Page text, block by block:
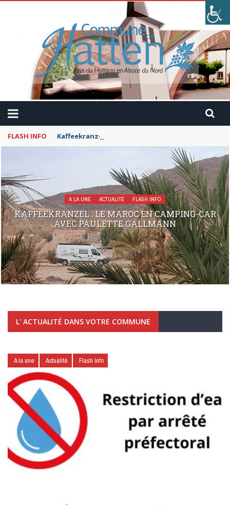
FLASH INFO Kaffeekranzel : Le Maroc en camping-car avec
A LA UNE ACTUALITÉ FLASH INFO
KAFFEEKRANZEL : LE MAROC EN CAMPING-CAR
AVEC PAULETTE GALLMANN
L' ACTUALITÉ DANS VOTRE COMMUNE
A la une Actualité Flash Info